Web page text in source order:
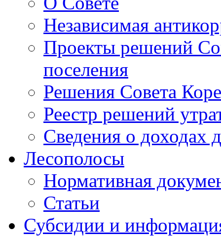
Независимая
Проекты решений
поселения
Решения Совета
Реестр решений
Сведения о доходах
Лесополосы
Нормативная
Статьи
Субсидии и